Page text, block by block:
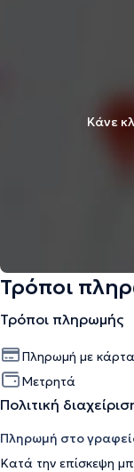
Κάνε
Τρόποι
Τρόποι πληρωμής
Πληρωμή με κάρτα
Μετρητά
Πολιτική
Πληρωμή στο
Κατά την επίσκεψη